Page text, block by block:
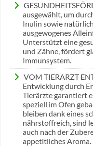
ausgewählt, um
Inulin sowie
ausgewogenes
Unterstützt eine
und Zähne, fördert
Immunsystem.
VOM TIERARZT
Entwicklung durch
Tierärzte garantiert
speziell im Ofen
bleiben dank eines
nährstoffreich, sind
auch nach der
appetitliches Aroma.